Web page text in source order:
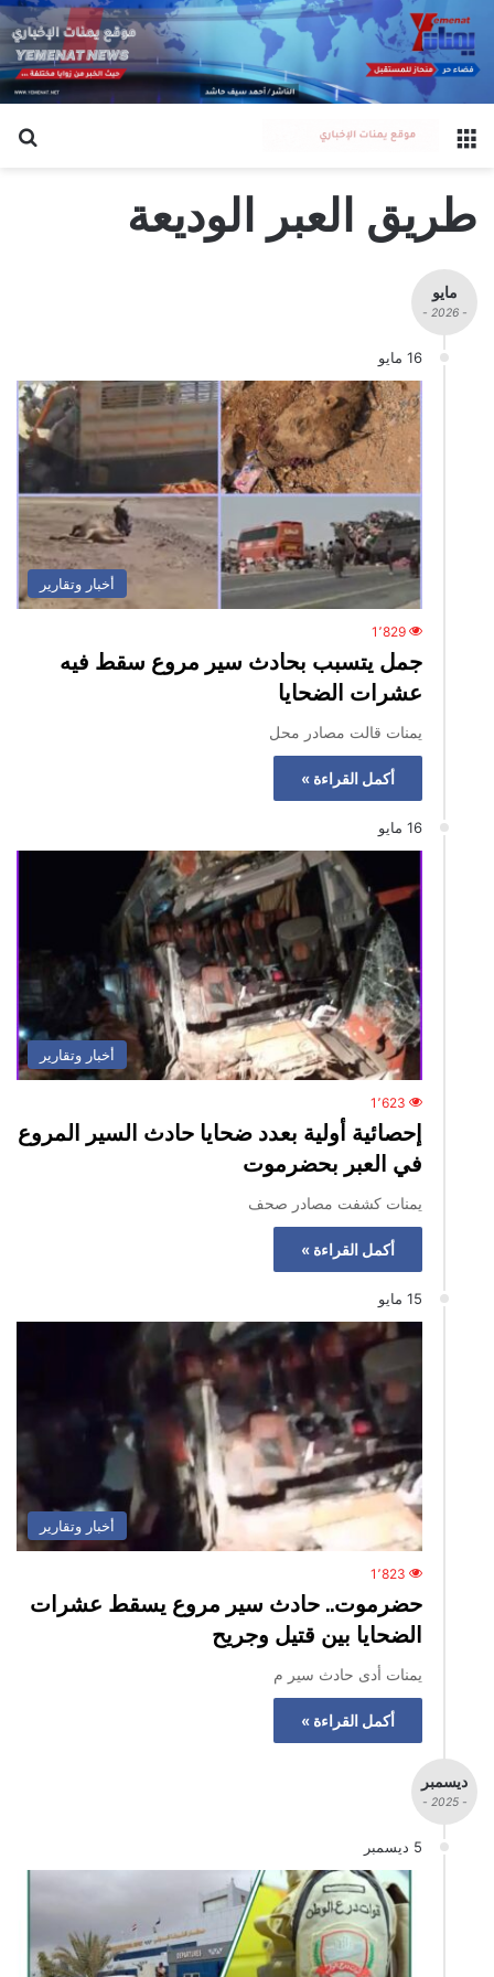
القائمة
طريق العبر الوديعة
مايو
- 2026 -
16 مايو
أخبار وتقارير
1٬829
جمل يتسبب بحادث سير مروع سقط فيه
عشرات الضحايا
يمنات قالت مصادر محل
أكمل القراءة »
16 مايو
أخبار وتقارير
1٬623
إحصائية أولية بعدد ضحايا حادث السير المروع
في العبر بحضرموت
يمنات كشفت مصادر صحف
أكمل القراءة »
15 مايو
أخبار وتقارير
1٬823
حضرموت.. حادث سير مروع يسقط عشرات
الضحايا بين قتيل وجريح
يمنات أدى حادث سير م
أكمل القراءة »
ديسمبر
- 2025 -
5 ديسمبر